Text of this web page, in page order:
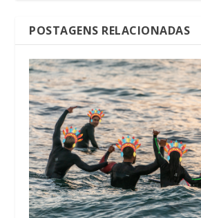
POSTAGENS RELACIONADAS